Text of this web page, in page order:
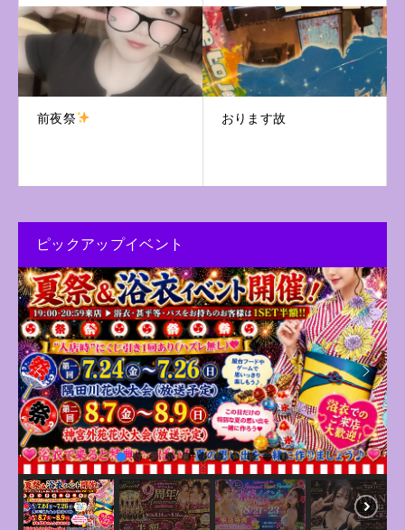
前夜祭 おります故
ピックアップイベント